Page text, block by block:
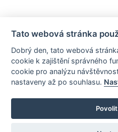
Stránky
Provozovatelem tohoto serveru je
Tato webová stránka
Dobrý den, tato webová
cookie k zajištění správného
cookie pro analýzu
nastaveny až po souhlasu.